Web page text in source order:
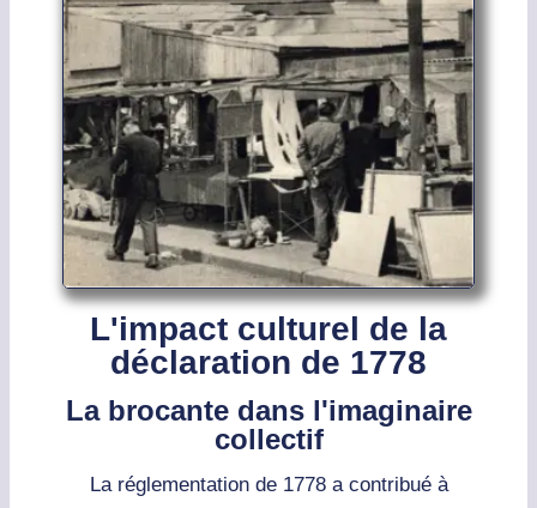
L'impact culturel de la
déclaration de 1778
La brocante dans l'imaginaire
collectif
La réglementation de 1778 a contribué à